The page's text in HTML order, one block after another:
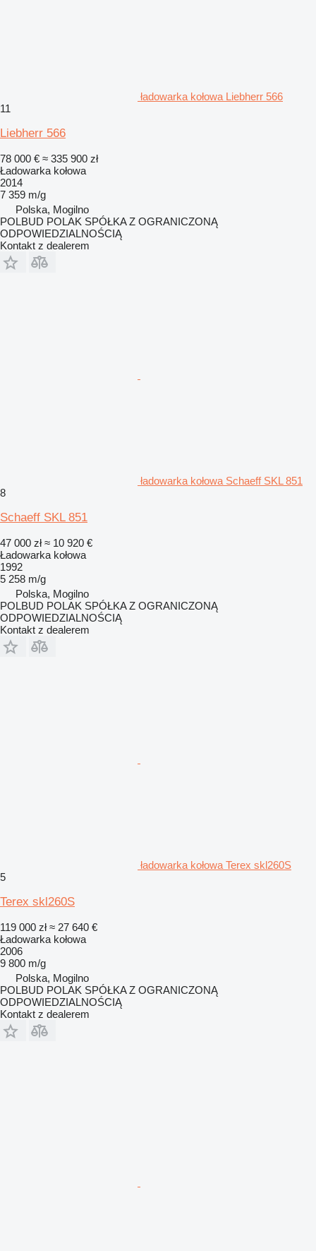
ładowarka kołowa Liebherr 566
11
Liebherr 566
78 000 € ≈ 335 900 zł
Ładowarka kołowa
2014
7 359 m/g
Polska, Mogilno
POLBUD POLAK SPÓŁKA Z OGRANICZONĄ
ODPOWIEDZIALNOŚCIĄ
Kontakt z dealerem
ładowarka kołowa Schaeff SKL 851
8
Schaeff SKL 851
47 000 zł ≈ 10 920 €
Ładowarka kołowa
1992
5 258 m/g
Polska, Mogilno
POLBUD POLAK SPÓŁKA Z OGRANICZONĄ
ODPOWIEDZIALNOŚCIĄ
Kontakt z dealerem
ładowarka kołowa Terex skl260S
5
Terex skl260S
119 000 zł ≈ 27 640 €
Ładowarka kołowa
2006
9 800 m/g
Polska, Mogilno
POLBUD POLAK SPÓŁKA Z OGRANICZONĄ
ODPOWIEDZIALNOŚCIĄ
Kontakt z dealerem